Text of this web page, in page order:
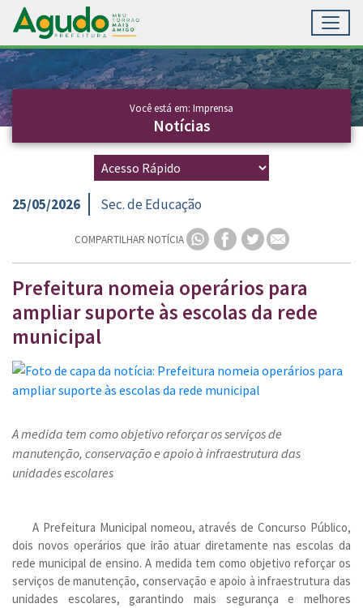
Ir para conteúdo principal
Conteúdo Principal
Você está em: Imprensa
Notícias
25/05/2026 Sec. de Educação
COMPARTILHAR NOTÍCIA
Prefeitura nomeia operários para
ampliar suporte às escolas da rede
municipal
A medida tem como objetivo reforçar os serviços de
manutenção, conservação e apoio à infraestrutura das
unidades escolares
A Prefeitura Municipal nomeou, através de Concurso Público,
dois novos operários que irão atuar diretamente nas escolas da
rede municipal de ensino. A medida tem como objetivo reforçar os
serviços de manutenção, conservação e apoio à infraestrutura das
unidades escolares, garantindo mais segurança e melhores